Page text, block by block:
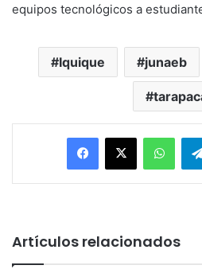
equipos tecnológicos a
Iquique junaeb
Facebook
X
Artículos relacionados